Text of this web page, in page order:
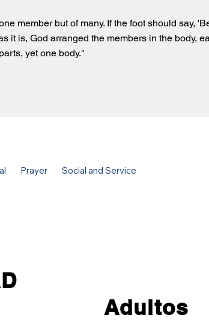
member but of many. If the foot should say,
it is, God arranged the members in the body,
yet one body."
Prayer Social and Service
Adultos